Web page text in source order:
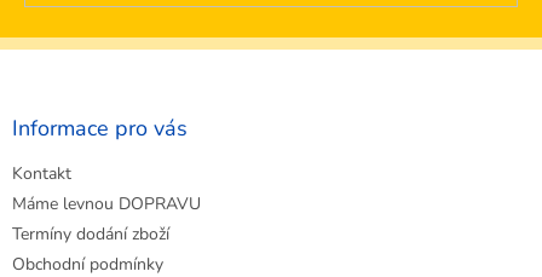
Z
Informace pro vás
Kontakt
Máme levnou DOPRAVU
Termíny dodání zboží
Obchodní podmínky